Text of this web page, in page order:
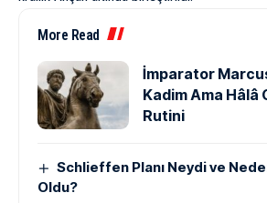
More Read
İmparator
Kadim Ama Hâlâ
Rutini
Schlieffen Planı Neydi ve
Oldu?